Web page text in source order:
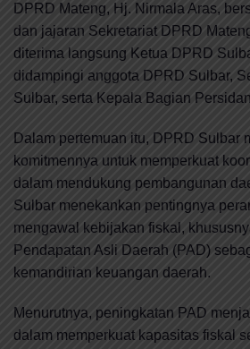
DPRD Mateng, Hj. Nirmala Aras,
dan jajaran Sekretariat DPRD
diterima langsung Ketua DPRD
didampingi anggota DPRD Sulbar,
Sulbar, serta Kepala Bagian
Dalam pertemuan itu, DPRD Sulbar
komitmennya untuk memperkuat
dalam mendukung pembangunan
Sulbar menekankan pentingnya
mengawal kebijakan fiskal,
Pendapatan Asli Daerah (PAD)
kemandirian keuangan daerah.
Menurutnya, peningkatan PAD
dalam memperkuat kapasitas fiskal